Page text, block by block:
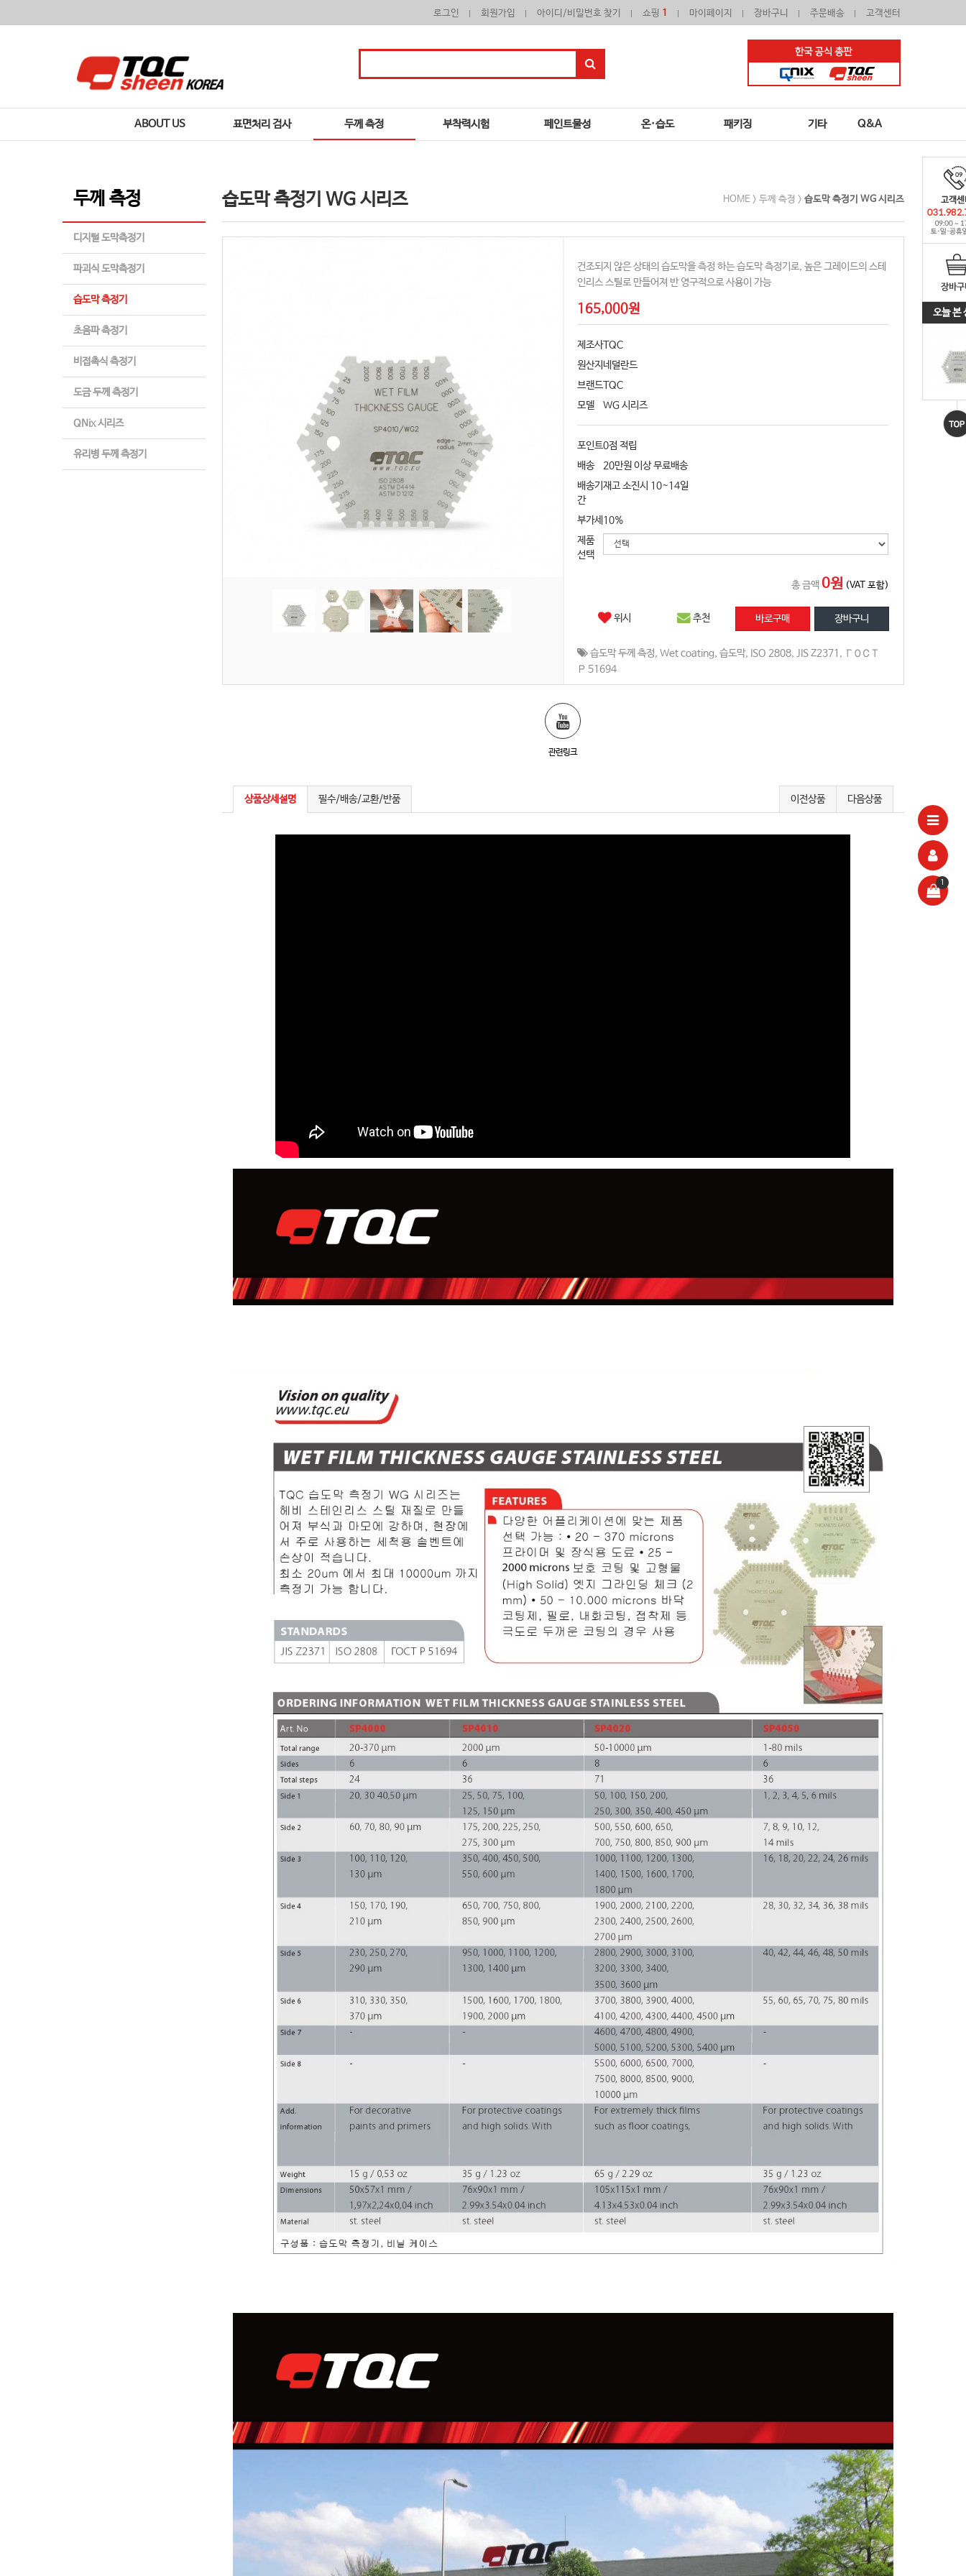
로그인 회원가입 아이디/비밀번호 찾기 쇼핑 1 마이페이지 장바구니 주문배송 고객센터
ABOUT US 표면처리 검사 두께 측정 부착력시험 페인트물성 온·습도 패키징 기타 Q&A
오늘 본
두께 측정
디지털 도막측정기
파괴식 도막측정기
습도막 측정기
초음파 측정기
비접촉식 측정기
도금 두께 측정기
QNix 시리즈
유리병 두께 측정기
습도막 측정기 WG 시리즈 HOME > 두께 측정 > 습도막 측정기 WG 시리즈
건조되지 않은 상태의 습도막을 측정 하는 습도막 측정기로, 높은 그레이드의 스테
인리스 스틸로 만들어져 반 영구적으로 사용이 가능
165,000원
제조사TQC
원산지네덜란드
브랜드TQC
모델
WG 시리즈
포인트0점 적립
배송
20만원 이상 무료배송
배송기
간
재고 소진시 10~14일
부가세 10%
제품
선택
총 금액 0원 (VAT 포함)
위시 추천
습도막 두께 측정,Wet coating,습도막, ISO 2808, JIS Z2371 , ГОСТ
Р 51694
관련링크
상품상세설명 필수/배송/교환/반품 다음상품
이전상품
1